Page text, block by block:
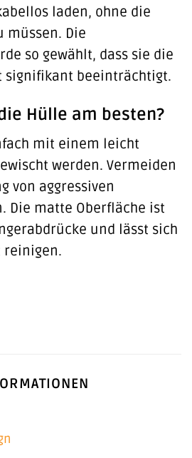
laden, ohne die
müssen. Die
so gewählt, dass sie die
signifikant beeinträchtigt.
Hülle am besten?
mit einem leicht
werden. Vermeiden
von aggressiven
Die matte Oberfläche ist
und lässt sich
reinigen.